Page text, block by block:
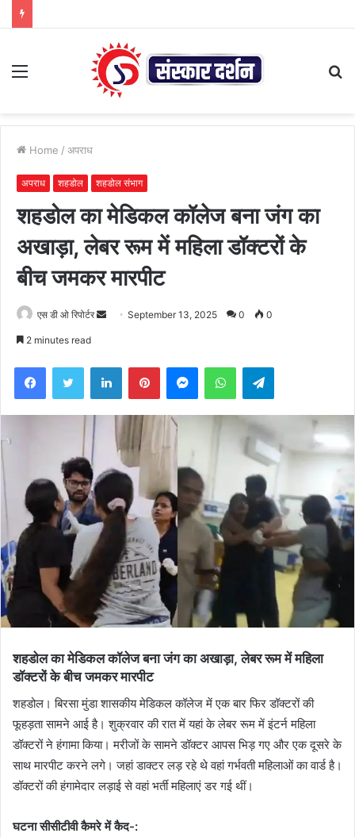
Menu
Home / अपराध
अपराध शहडोल शहडोल संभाग
शहडोल का मेडिकल कॉलेज बना जंग का
अखाड़ा, लेबर रूम में महिला डॉक्टरों के
बीच जमकर मारपीट
एस डी ओ रिपोर्टर
Send September 13, 2025 0 0
2 minutes read
FacebookTwitter LinkedInPinterestMessengerWhatsAppTelegram
शहडोल का मेडिकल कॉलेज बना जंग का अखाड़ा, लेबर रूम में महिला
डॉक्टरों के बीच जमकर मारपीट
शहडोल। बिरसा मुंडा शासकीय मेडिकल कॉलेज में एक बार फिर डॉक्टरों की
फूहड़ता सामने आई है। शुक्रवार की रात में यहां के लेबर रूम में इंटर्न महिला
डॉक्टरों ने हंगामा किया। मरीजों के सामने डॉक्टर आपस भिड़ गए और एक दूसरे के
साथ मारपीट करने लगे। जहां डाक्टर लड़ रहे थे वहां गर्भवती महिलाओं का वार्ड है।
डॉक्टरों की हंगामेदार लड़ाई से वहां भर्ती महिलाएं डर गई थीं।
घटना सीसीटीवी कैमरे में कैद-: